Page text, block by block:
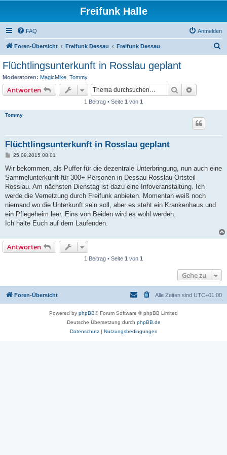
Freifunk Halle
FAQ Anmelden
Foren-Übersicht Freifunk Dessau Freifunk Dessau
Flüchtlingsunterkunft in Rosslau geplant
Moderatoren: MagicMike Tommy
Antworten Suche
1 Beitrag • Seite 1 von 1
Tommy
Flüchtlingsunterkunft in Rosslau geplant
B
i
r
a
25.09.2015 08:01
Wir bekommen, als Puffer für die dezentrale Unterbringung, nun auch eine
Sammelunterkunft für 300+ Personen in Dessau-Rosslau Ortsteil
Rosslau. Am nächsten Dienstag ist dazu eine Infoveranstaltung. Ich
werde die Vernetzung durch Freifunk anbieten. Momentan weiß noch
niemand wo die Unterkunft sein soll, aber es steht ein Krankenhaus und
ein Pflegeheim leer. Eins von Beiden wird es wohl werden.
Ich halte Euch auf dem Laufenden.
Antworten
1 Beitrag • Seite 1 von 1
Gehe zu
Foren-Übersicht Alle Zeiten sind UTC+01:00
Powered by phpBB® Forum Software © phpBB Limited
Deutsche Übersetzung durch phpBB.de
Datenschutz| Nutzungsbedingungen